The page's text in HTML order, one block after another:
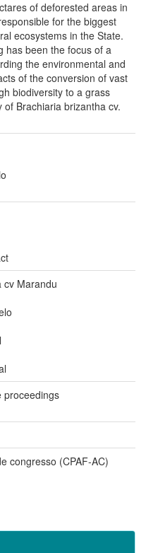
of deforested areas in
for the biggest
ecosystems in the State.
has been the focus of a
the environmental and
of the conversion of vast
biodiversity to a grass
of Brachiaria brizantha cv.
cv Marandu
proceedings
congresso (CPAF-AC)